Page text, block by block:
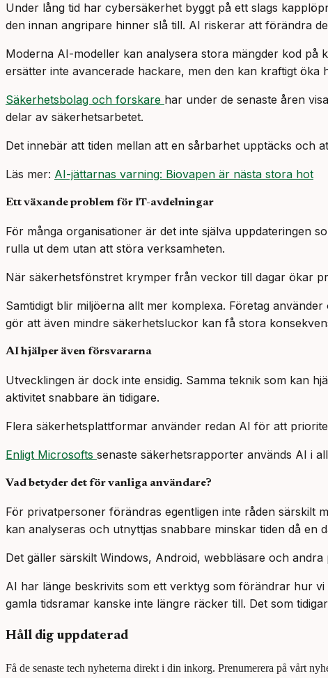
Under lång tid har cybersäkerhet byggt på ett slags
den innan angripare hinner slå till. AI riskerar att förändra
Moderna AI-modeller kan analysera stora mängder kod
ersätter inte avancerade hackare, men den kan kraftigt öka
Säkerhetsbolag och forskare har under de senaste åren
delar av säkerhetsarbetet.
Det innebär att tiden mellan att en sårbarhet upptäcks och
Läs mer: AI-jättarnas varning: Biovapen är nästa stora hot
Ett växande problem för IT-avdelningar
För många organisationer är det inte själva uppdateringen
rulla ut dem utan att störa verksamheten.
När säkerhetsfönstret krymper från veckor till dagar ökar
Samtidigt blir miljöerna allt mer komplexa. Företag
gör att även mindre säkerhetsluckor kan få stora
AI hjälper även försvararna
Utvecklingen är dock inte ensidig. Samma teknik som kan
aktivitet snabbare än tidigare.
Flera säkerhetsplattformar använder redan AI för att
Enligt Microsofts senaste säkerhetsrapporter används AI i
Vad betyder det för vanliga användare?
För privatpersoner förändras egentligen inte råden särskilt
kan analyseras och utnyttjas snabbare minskar tiden då en
Det gäller särskilt Windows, Android, webbläsare och
AI har länge beskrivits som ett verktyg som förändrar hur
gamla tidsramar kanske inte längre räcker till. Det som
Håll dig uppdaterad
Få de senaste tech nyheterna direkt i din inkorg. Prenumerera på vårt